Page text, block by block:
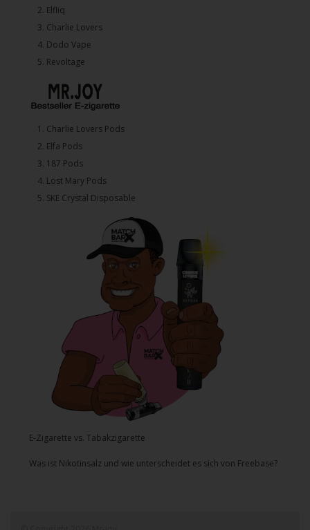
2.⁠ ⁠⁠Elfliq
3.⁠ ⁠⁠Charlie Lovers
4.⁠ ⁠⁠Dodo Vape
5. ⁠Revoltage
1.⁠ ⁠Charlie Lovers Pods
2.⁠ ⁠⁠Elfa Pods
3.⁠ ⁠⁠187 Pods
4.⁠ ⁠⁠Lost Mary Pods
5.⁠ ⁠⁠SKE Crystal Disposable
E-Zigarette vs. Tabakzigarette
Was ist Nikotinsalz und wie unterscheidet es sich von Freebase?